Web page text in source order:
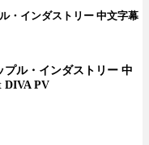
・インダストリー 中文字幕
ル・インダストリー 中
DIVA PV